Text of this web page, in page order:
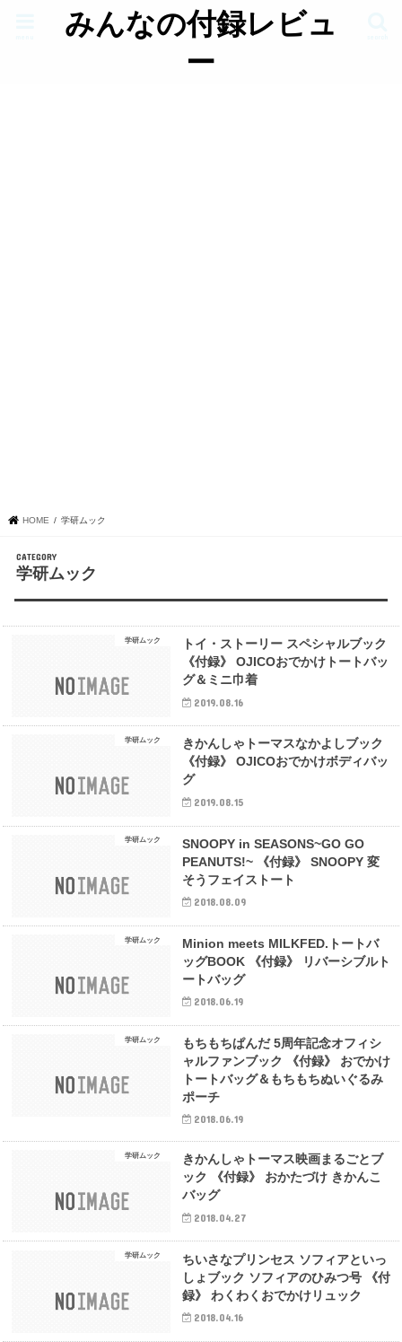
みんなの付録レビュ
ー
HOME 学研ムック
学研ムック
学研ムック
トイ・ストーリー スペシャルブック
《付録》 OJICOおでかけトートバッ
グ＆ミニ巾着
2019.08.16
学研ムック
きかんしゃトーマスなかよしブック
《付録》 OJICOおでかけボディバッ
グ
2019.08.15
学研ムック
SNOOPY in SEASONS~GO GO
PEANUTS!~ 《付録》 SNOOPY 変
そうフェイストート
2018.08.09
学研ムック
Minion meets MILKFED.トートバ
ッグBOOK 《付録》 リバーシブルト
ートバッグ
2018.06.19
学研ムック
もちもちぱんだ 5周年記念オフィシ
ャルファンブック 《付録》 おでかけ
トートバッグ＆もちもちぬいぐるみ
ポーチ
2018.06.19
学研ムック
きかんしゃトーマス映画まるごとブ
ック 《付録》 おかたづけ きかんこ
バッグ
2018.04.27
学研ムック
ちいさなプリンセス ソフィアといっ
しょブック ソフィアのひみつ号 《付
録》 わくわくおでかけリュック
2018.04.16